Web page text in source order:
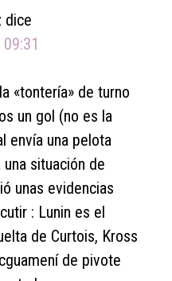
dice
«tontería» de turno
un gol (no es la
envía una pelota
situación de
unas evidencias
: Lunin es el
de Curtois, Kross
de pivote